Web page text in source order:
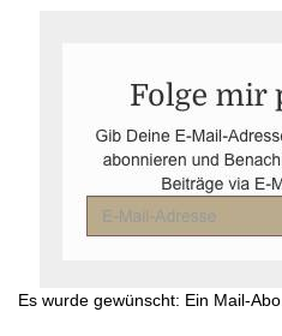
Es wurde gewünscht: Ein Mail-Abo.